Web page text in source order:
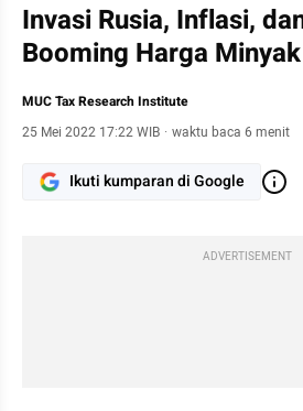
Invasi Rusia, Inflasi,
Booming Harga Minyak
MUC Tax Research Institute
25 Mei 2022 17:22 WIB · waktu baca 6 menit
Ikuti kumparan di Google
ADVERTISEMENT